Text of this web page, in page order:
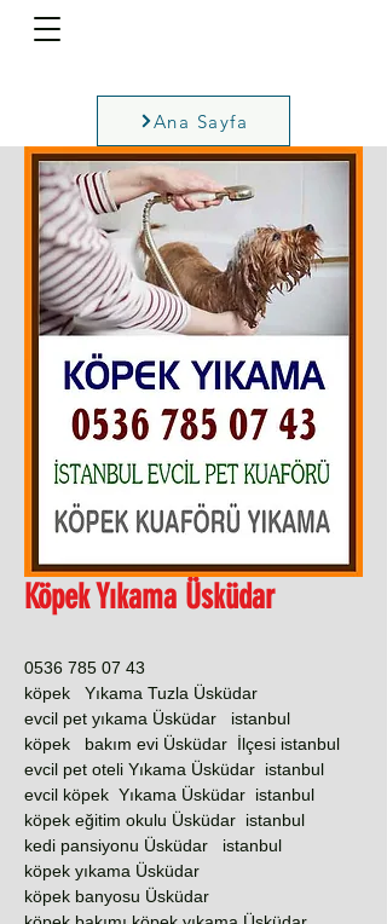
Ana Sayfa
Köpek Yıkama Üsküdar
0536 785 07 43
köpek Yıkama Tuzla Üsküdar
evcil pet yıkama Üsküdar istanbul
köpek bakım evi Üsküdar İlçesi istanbul
evcil pet oteli Yıkama Üsküdar istanbul
evcil köpek Yıkama Üsküdar istanbul
köpek eğitim okulu Üsküdar istanbul
kedi pansiyonu Üsküdar istanbul
köpek yıkama Üsküdar
köpek banyosu Üsküdar